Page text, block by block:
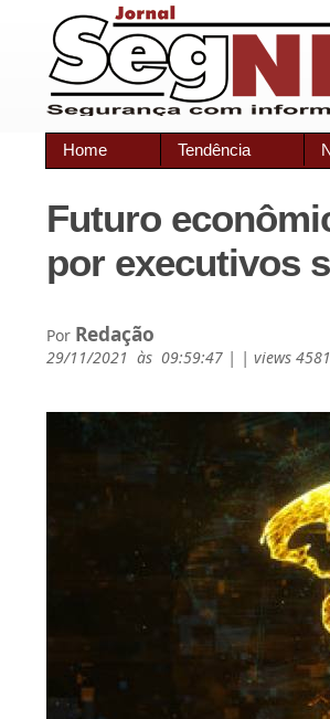
Home Tendência
Futuro
por executivos
Por Redação
29/11/2021 às 09:59:47 | | views 4581